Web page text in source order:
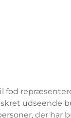
fod
udseende
der har